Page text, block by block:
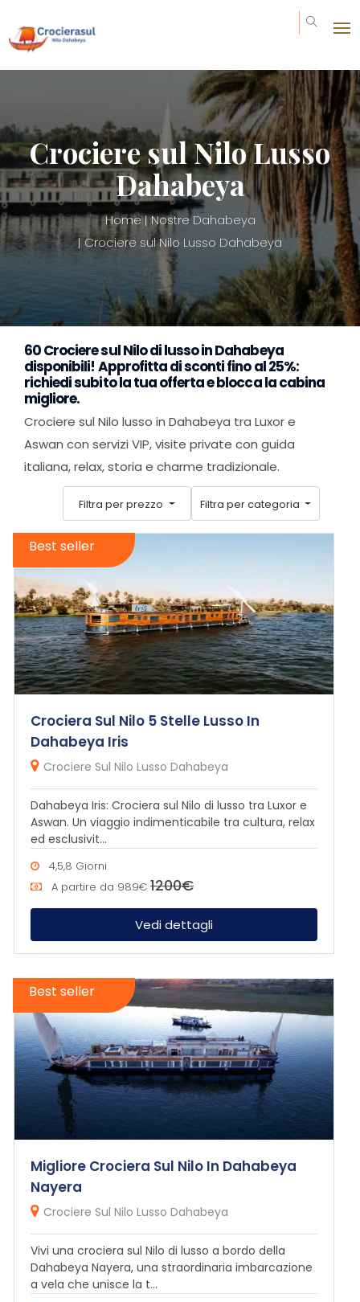
Crociere sul Nilo Lusso
Dahabeya
Home Nostre Dahabeya
Crociere sul Nilo Lusso Dahabeya
60 Crociere sul Nilo di lusso in Dahabeya
disponibili! Approfitta di sconti fino al 25%:
richiedi subito la tua offerta e blocca la cabina
migliore.
Crociere sul Nilo lusso in Dahabeya tra Luxor e
Aswan con servizi VIP, visite private con guida
italiana, relax, storia e charme tradizionale.
Filtra per prezzo Filtra per categoria
Best seller
Crociera Sul Nilo 5 Stelle Lusso In
Dahabeya Iris
Crociere Sul Nilo Lusso Dahabeya
Dahabeya Iris: Crociera sul Nilo di lusso tra Luxor e
Aswan. Un viaggio indimenticabile tra cultura, relax
ed esclusivit...
4,5,8 Giorni
A partire da 989€ 1200€
Vedi dettagli
Best seller
Migliore Crociera Sul Nilo In Dahabeya
Nayera
Crociere Sul Nilo Lusso Dahabeya
Vivi una crociera sul Nilo di lusso a bordo della
Dahabeya Nayera, una straordinaria imbarcazione
a vela che unisce la t...